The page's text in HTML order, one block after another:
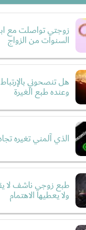
زوجتي تواصلت مع
السنوات من الزواج
هل تنصحوني
وعنده طبع الغيرة
الذي آلمني تغيره
طبع زوجي ناشف لا
ولا يعطيها الاهتمام